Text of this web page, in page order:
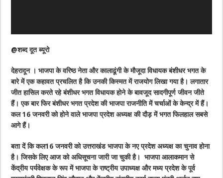
@शब्द दूत ब्यूरो
देहरादून । भाजपा के वरिष्ठ नेता और कालाढूंगी के मौजूदा विधायक बंशीधर भगत के
बारे में एक कहावत प्रचलित है कि उनकी किस्मत में राजयोग लिखा गया है। लगातार
जीत हासिल करते रहे बंशीधर भगत विधायक होने के बावजूद सादगीपूर्ण जीवन जीते
हैं। एक बार फिर बंशीधर भगत प्रदेश की भाजपा राजनीति में चर्चाओं के केन्द्र में हैं।
कल 16 जनवरी को होने वाले भाजपा प्रदेश अध्यक्ष की दौड़ में भगत फिलहाल सबसे
आगे हैं।
बता दें कि कल16 जनवरी को उत्तराखंड भाजपा के नए प्रदेश अध्यक्ष का चुनाव होना
है। जिसके लिए आज को अधिसूचना जारी जा चुकी है। भाजपा आलाकमान से
केंद्रीय पर्यवेक्षक के रूप में भाजपा के राष्ट्रीय उपाध्यक्ष और मध्य प्रदेश के पूर्व